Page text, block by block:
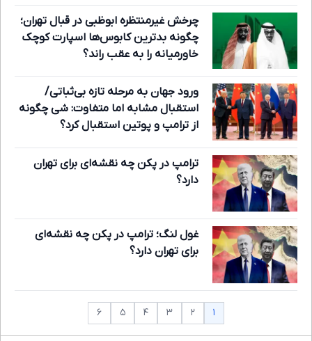
چرخش غیرمنتظره ابوظبی در قبال تهران؛
چگونه بدترین کابوس‌ها اسپارت کوچک
خاورمیانه را به عقب راند؟
ورود جهان به مرحله تازه بی‌ثباتی/
استقبال مشابه اما متفاوت: شی چگونه
از ترامپ و پوتین استقبال کرد؟
ترامپ در پکن چه نقشه‌ای برای تهران
دارد؟
غول لنگ؛ ترامپ در پکن چه نقشه‌ای
برای تهران دارد؟
۱ ۲ ۳ ۴ ۵ ۶